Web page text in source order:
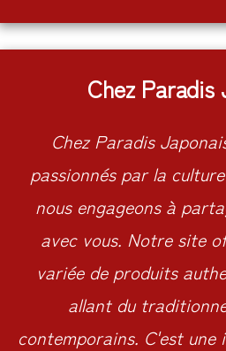
Chez Paradis
Chez Paradis
passionnés par la
nous engageons à
avec vous. Notre site
variée de produits
allant du
contemporains. C'est